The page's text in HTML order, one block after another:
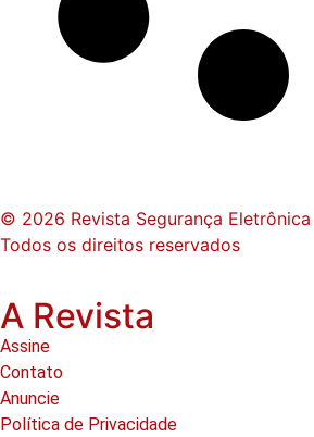
© 2026 Revista Segurança Eletrônica
Todos os direitos reservados
A Revista
Assine
Contato
Anuncie
Política de Privacidade